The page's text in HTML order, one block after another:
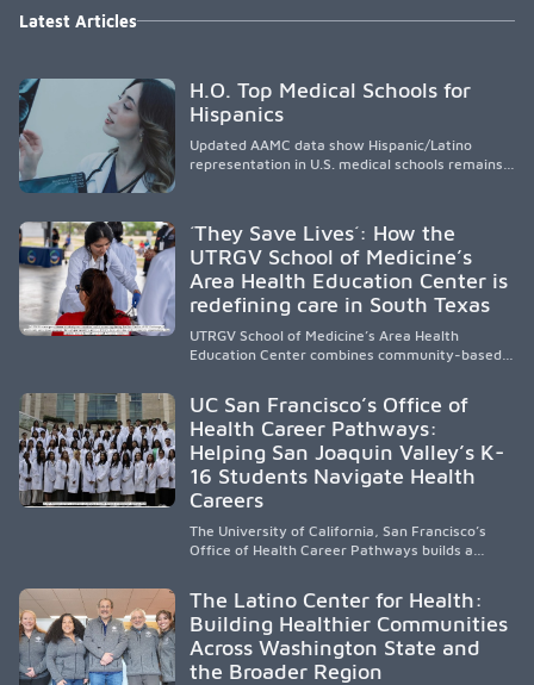
Latest Articles
H.O. Top Medical Schools for
Hispanics
Updated AAMC data show Hispanic/Latino
representation in U.S. medical schools remains
representation, greater access, targeted
support, and participation are needed to
strengthen the future physician workforce.
´They Save Lives´: How the
UTRGV School of Medicine’s
Area Health Education Center is
redefining care in South Texas
UTRGV School of Medicine’s Area Health
Education Center combines community-based
underserved South Texas. By training culturally
responsive physicians while removing barriers
to care, the program transforms lives,
strengthens communities and creates a lasting
cycle of service and hope.
UC San Francisco’s Office of
Health Career Pathways:
Helping San Joaquin Valley’s K-
16 Students Navigate Health
Careers
The University of California, San Francisco’s
Office of Health Career Pathways builds a
clinical experiences for K-16 students in
California’s San Joaquin Valley, helping
underserved communities overcome barriers
and pursue health careers.
The Latino Center for Health:
Building Healthier Communities
Across Washington State and
the Broader Region